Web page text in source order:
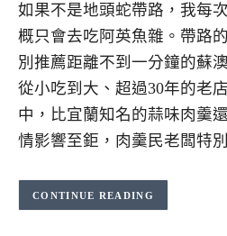
如果不是地頭蛇帶路，我每
概只會去吃阿英魚雜。帶路
別推薦距離不到一分鐘的蘇
從小吃到大、超過30年的老
中，比宜蘭知名的蒜味肉羹
情影響至鉅，肉羹民老闆特
CONTINUE READING